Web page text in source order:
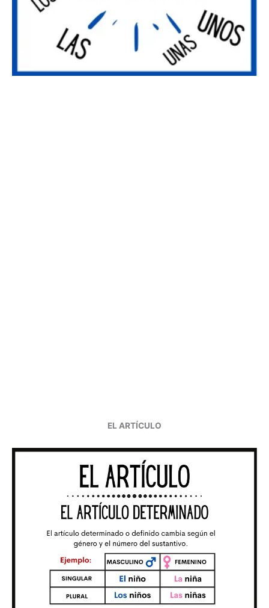
EL ARTÍCULO